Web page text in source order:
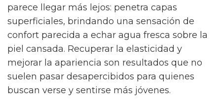
parece llegar más lejos: penetra capas
superficiales, brindando una sensación de
confort parecida a echar agua fresca sobre la
piel cansada. Recuperar la elasticidad y
mejorar la apariencia son resultados que no
suelen pasar desapercibidos para quienes
buscan verse y sentirse más jóvenes.